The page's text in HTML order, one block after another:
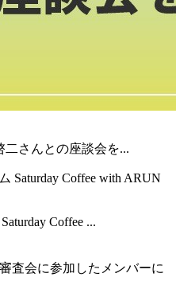
二さんとの座談会を...
Coffee ...